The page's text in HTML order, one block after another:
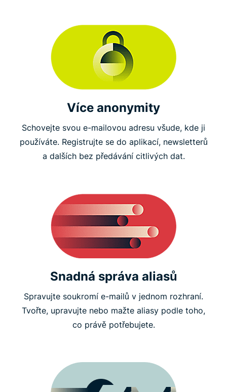
Více anonymity
Schovejte svou e-mailovou adresu všude, kde ji
používáte. Registrujte se do aplikací, newsletterů
a dalších bez předávání citlivých dat.
Snadná správa aliasů
Spravujte soukromí e-mailů v jednom rozhraní.
Tvořte, upravujte nebo mažte aliasy podle toho,
co právě potřebujete.